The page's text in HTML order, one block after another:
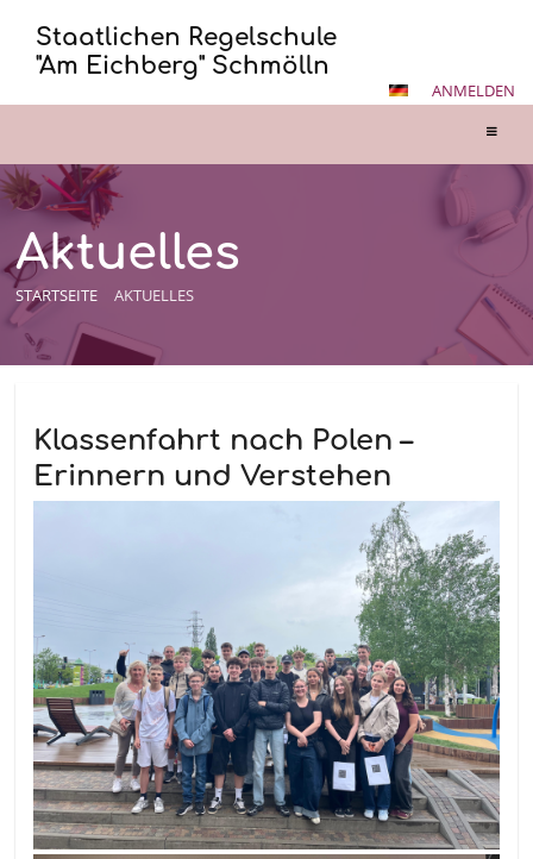
Staatlichen Regelschule
"Am Eichberg" Schmölln
ANMELDEN
Aktuelles
STARTSEITE AKTUELLES
Klassenfahrt nach Polen –
Erinnern und Verstehen